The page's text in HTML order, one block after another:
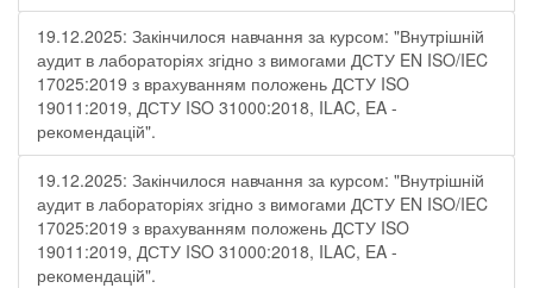
19.12.2025: Закінчилося навчання за курсом: "Внутрішній
аудит в лабораторіях згідно з вимогами ДСТУ EN ISO/IEC
17025:2019 з врахуванням положень ДСТУ ISO
19011:2019, ДСТУ ISO 31000:2018, ILAC, EA -
рекомендацій".
19.12.2025: Закінчилося навчання за курсом: "Внутрішній
аудит в лабораторіях згідно з вимогами ДСТУ EN ISO/IEC
17025:2019 з врахуванням положень ДСТУ ISO
19011:2019, ДСТУ ISO 31000:2018, ILAC, EA -
рекомендацій".